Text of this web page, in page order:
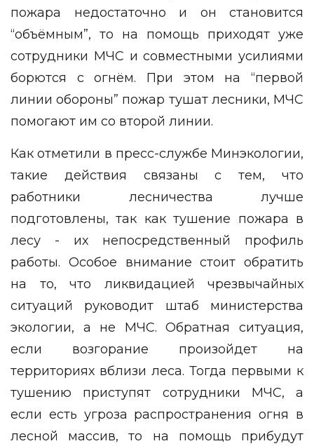
пожара недостаточно и он становится
“объёмным”, то на помощь приходят уже
сотрудники МЧС и совместными усилиями
борются с огнём. При этом на “первой
линии обороны” пожар тушат лесники, МЧС
помогают им со второй линии.
Как отметили в пресс-службе Минэкологии,
такие действия связаны с тем, что
работники лесничества лучше
подготовлены, так как тушение пожара в
лесу - их непосредственный профиль
работы. Особое внимание стоит обратить
на то, что ликвидацией чрезвычайных
ситуаций руководит штаб министерства
экологии, а не МЧС. Обратная ситуация,
если возгорание произойдет на
территориях вблизи леса. Тогда первыми к
тушению приступят сотрудники МЧС, а
если есть угроза распространения огня в
лесной массив, то на помощь прибудут